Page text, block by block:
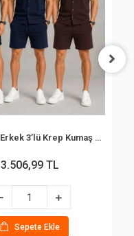
Bidebuvar Erkek 3’lü Krep Kumaş Cepli Gömlek Şort Takım Kısa Kollu Bağcıklı - Siyah , Lacivert , Kahverengi
3.506,99 TL
Sepete Ekle